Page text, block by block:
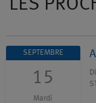
LES
SEPTEMBRE
15
Mardi